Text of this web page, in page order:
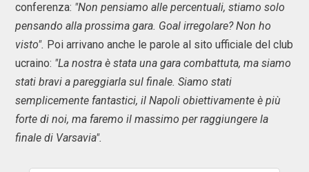
conferenza: "Non pensiamo alle percentuali, stiamo solo
pensando alla prossima gara. Goal irregolare? Non ho
visto". Poi arrivano anche le parole al sito ufficiale del club
ucraino: "La nostra è stata una gara combattuta, ma siamo
stati bravi a pareggiarla sul finale. Siamo stati
semplicemente fantastici, il Napoli obiettivamente è più
forte di noi, ma faremo il massimo per raggiungere la
finale di Varsavia".